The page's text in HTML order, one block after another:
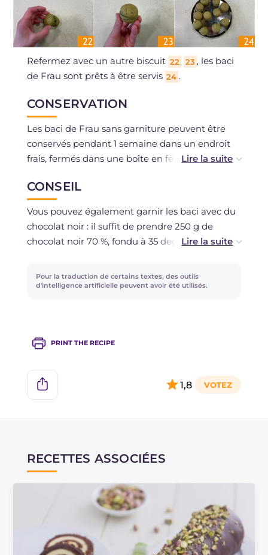
Refermez avec un autre biscuit 22 23 , les baci
de Frau sont prêts à être servis 24 .
CONSERVATION
Les baci de Frau sans garniture peuvent être
conservés pendant 1 semaine dans un endroit
frais, fermés dans une boîte en fer.
assemblés pendant 1 mois. Si vous souhaitez
congeler la pâte, nous vous conseillons de
former les boules, de les laisser durcir au
congélateur et de les transférer dans un sac.
Dans ce cas, nous ne recommandons pas de
CONSEIL
Vous pouvez également garnir les baci avec du
chocolat noir : il suffit de prendre 250 g de
chocolat noir 70 %, fondu à 35 degrés et de
Pour la traduction de certains textes, des outils
d'intelligence artificielle peuvent avoir été utilisés.
PRINT THE RECIPE
1,8
RECETTES ASSOCIÉES